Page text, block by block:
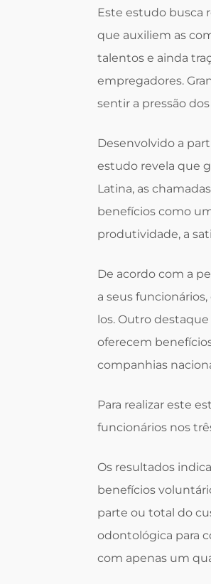
Este estudo busca
que auxiliem as
talentos e ainda
empregadores.
sentir a pressão
Desenvolvido a
estudo revela que
Latina, as
benefícios como
produtividade, a
De acordo com a
a seus
los. Outro
oferecem
companhias
Para realizar este
funcionários nos
Os resultados
benefícios
parte ou total do
odontológica para
com apenas um